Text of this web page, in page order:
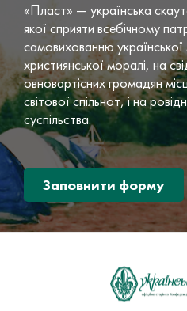
«Пласт» — українська
якої сприяти всебічному
самовихованню
християнської моралі, на
овновартісних громадян
світової спільнот, і на
суспільства.
Заповнити форму